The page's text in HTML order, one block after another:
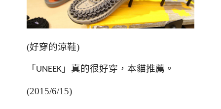
(好穿的涼鞋)
「 UNEEK 」 真的很好穿，本貓推薦。
(2015/6/15)